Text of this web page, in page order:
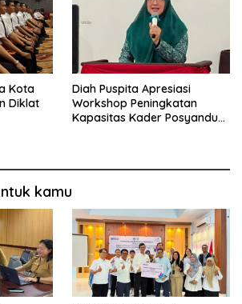
Kota
Diklat
Diah Puspita Apresiasi
Workshop Peningkatan
Kapasitas Kader Posyandu
kamu